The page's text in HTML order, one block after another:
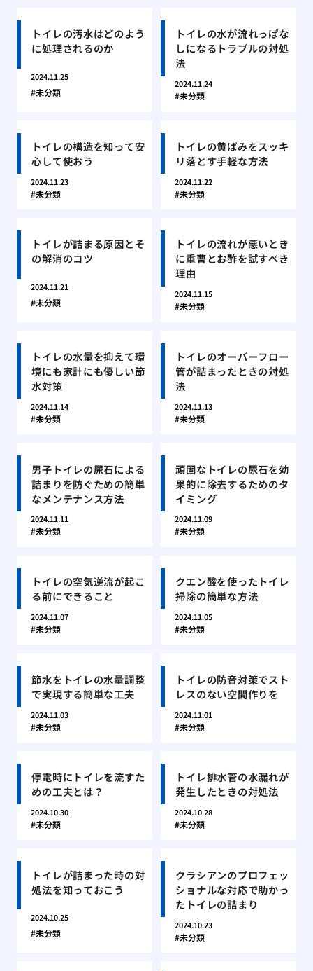
トイレの汚水はどのよう
に処理されるのか
2024.11.25
未分類
トイレの水が流れっぱな
しになるトラブルの対処
法
2024.11.24
未分類
トイレの構造を知って安
心して使おう
2024.11.23
未分類
トイレの黄ばみをスッキ
リ落とす手軽な方法
2024.11.22
未分類
トイレが詰まる原因とそ
の解消のコツ
2024.11.21
未分類
トイレの流れが悪いとき
に重曹とお酢を試すべき
理由
2024.11.15
未分類
トイレの水量を抑えて環
境にも家計にも優しい節
水対策
2024.11.14
未分類
トイレのオーバーフロー
管が詰まったときの対処
法
2024.11.13
未分類
男子トイレの尿石による
詰まりを防ぐための簡単
なメンテナンス方法
2024.11.11
未分類
頑固なトイレの尿石を効
果的に除去するためのタ
イミング
2024.11.09
未分類
トイレの空気逆流が起こ
る前にできること
2024.11.07
未分類
クエン酸を使ったトイレ
掃除の簡単な方法
2024.11.05
未分類
節水をトイレの水量調整
で実現する簡単な工夫
2024.11.03
未分類
トイレの防音対策でスト
レスのない空間作りを
2024.11.01
未分類
停電時にトイレを流すた
めの工夫とは？
2024.10.30
未分類
トイレ排水管の水漏れが
発生したときの対処法
2024.10.28
未分類
トイレが詰まった時の対
処法を知っておこう
2024.10.25
未分類
クラシアンのプロフェッ
ショナルな対応で助かっ
たトイレの詰まり
2024.10.23
未分類